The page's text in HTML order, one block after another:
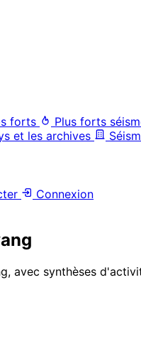
forts Plus forts
et les archives
Connexion
avec synthèses